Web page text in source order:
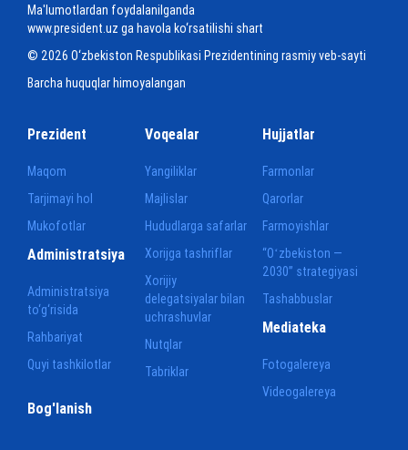
Ma'lumotlardan foydalanilganda
www.president.uz ga havola ko‘rsatilishi shart
© 2026 O‘zbekiston Respublikasi Prezidentining rasmiy veb-sayti
Barcha huquqlar himoyalangan
Prezident
Maqom
Tarjimayi hol
Mukofotlar
Voqealar
Yangiliklar
Majlislar
Hududlarga safarlar
Xorijga tashriflar
Xorijiy
delegatsiyalar bilan
uchrashuvlar
Nutqlar
Tabriklar
Hujjatlar
Farmonlar
Qarorlar
Farmoyishlar
“Oʻzbekiston —
2030” strategiyasi
Tashabbuslar
Administratsiya
Administratsiya
to‘g‘risida
Rahbariyat
Quyi tashkilotlar
Mediateka
Fotogalereya
Videogalereya
Bog'lanish